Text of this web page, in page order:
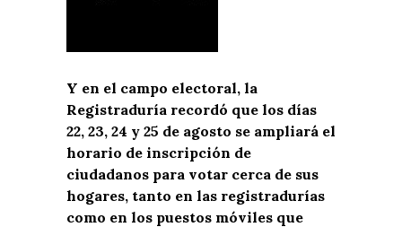
Y en el campo electoral, la
Registraduría recordó que los días
22, 23, 24 y 25 de agosto se ampliará el
horario de inscripción de
ciudadanos para votar cerca de sus
hogares, tanto en las registradurías
como en los puestos móviles que